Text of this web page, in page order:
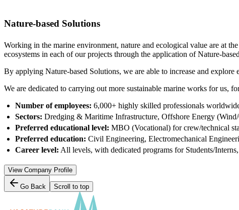
Nature-based Solutions
Working in the marine environment, nature and ecological value are at
ecosystems in each of our projects through the application of Nature-
By applying Nature-based Solutions, we are able to increase and
We are dedicated to carrying out more sustainable marine works for us,
Number of employees: 6,000+ highly skilled professionals
Sectors: Dredging & Maritime Infrastructure, Offshore Energy
Preferred educational level: MBO (Vocational) for crew/technical
Preferred education: Civil Engineering, Electromechanical
Career level: All levels, with dedicated programs for Students/
View Company Profile
Go Back Scroll to top